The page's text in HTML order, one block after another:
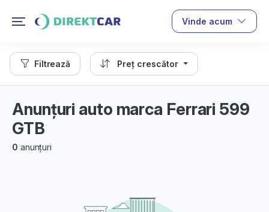
Vinde acum
Filtrează Preț crescător
Anunțuri auto marca Ferrari 599
GTB
0 anunțuri